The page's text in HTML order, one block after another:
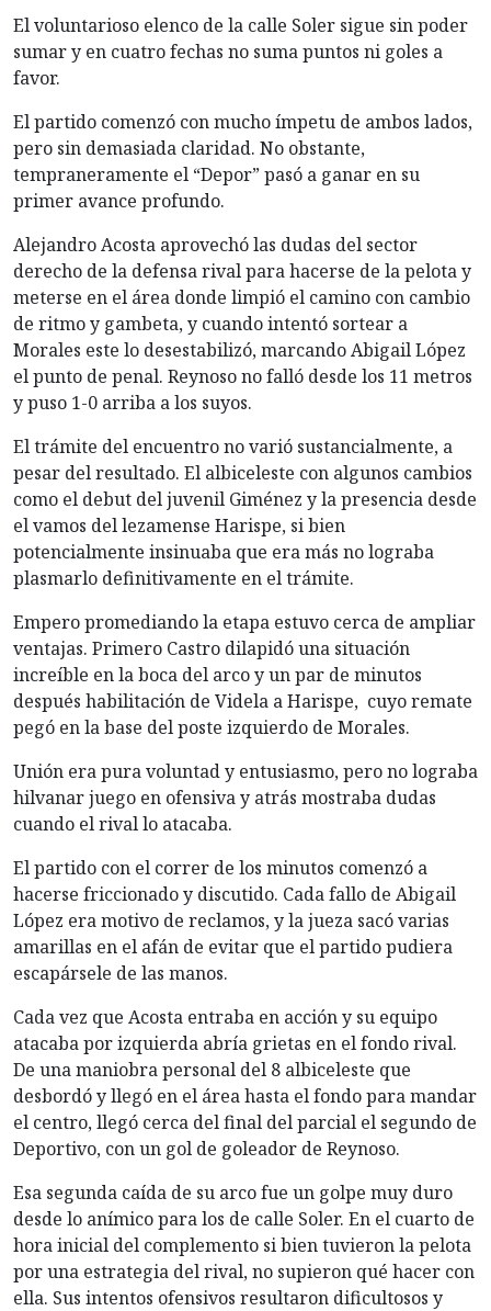
El voluntarioso elenco de la calle Soler sigue sin poder
sumar y en cuatro fechas no suma puntos ni goles a
favor.
El partido comenzó con mucho ímpetu de ambos lados,
pero sin demasiada claridad. No obstante,
tempraneramente el “Depor” pasó a ganar en su
primer avance profundo.
Alejandro Acosta aprovechó las dudas del sector
derecho de la defensa rival para hacerse de la pelota y
meterse en el área donde limpió el camino con cambio
de ritmo y gambeta, y cuando intentó sortear a
Morales este lo desestabilizó, marcando Abigail López
el punto de penal. Reynoso no falló desde los 11 metros
y puso 1-0 arriba a los suyos.
El trámite del encuentro no varió sustancialmente, a
pesar del resultado. El albiceleste con algunos cambios
como el debut del juvenil Giménez y la presencia desde
el vamos del lezamense Harispe, si bien
potencialmente insinuaba que era más no lograba
plasmarlo definitivamente en el trámite.
Empero promediando la etapa estuvo cerca de ampliar
ventajas. Primero Castro dilapidó una situación
increíble en la boca del arco y un par de minutos
después habilitación de Videla a Harispe, cuyo remate
pegó en la base del poste izquierdo de Morales.
Unión era pura voluntad y entusiasmo, pero no lograba
hilvanar juego en ofensiva y atrás mostraba dudas
cuando el rival lo atacaba.
El partido con el correr de los minutos comenzó a
hacerse friccionado y discutido. Cada fallo de Abigail
López era motivo de reclamos, y la jueza sacó varias
amarillas en el afán de evitar que el partido pudiera
escapársele de las manos.
Cada vez que Acosta entraba en acción y su equipo
atacaba por izquierda abría grietas en el fondo rival.
De una maniobra personal del 8 albiceleste que
desbordó y llegó en el área hasta el fondo para mandar
el centro, llegó cerca del final del parcial el segundo de
Deportivo, con un gol de goleador de Reynoso.
Esa segunda caída de su arco fue un golpe muy duro
desde lo anímico para los de calle Soler. En el cuarto de
hora inicial del complemento si bien tuvieron la pelota
por una estrategia del rival, no supieron qué hacer con
ella. Sus intentos ofensivos resultaron dificultosos y